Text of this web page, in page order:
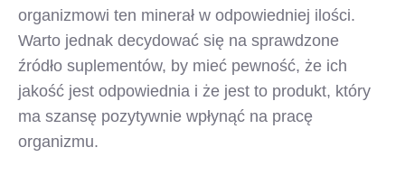
organizmowi ten minerał w odpowiedniej ilości.
Warto jednak decydować się na sprawdzone
źródło suplementów, by mieć pewność, że ich
jakość jest odpowiednia i że jest to produkt, który
ma szansę pozytywnie wpłynąć na pracę
organizmu.